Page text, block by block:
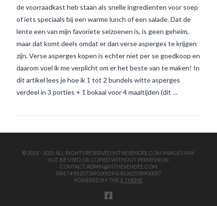
de voorraadkast heb staan als snelle ingredienten voor soep
of iets speciaals bij een warme lunch of een salade. Dat de
lente een van mijn favoriete seizoenen is, is geen geheim,
maar dat komt deels omdat er dan verse asperges te krijgen
zijn. Verse asperges kopen is echter niet per se goedkoop en
daarom voel ik me verplicht om er het beste van te maken! In
dit artikel lees je hoe ik 1 tot 2 bundels witte asperges
verdeel in 3 porties + 1 bokaal voor 4 maaltijden (dit …
© 2018 - 2021 ALL RIGHTS RESERVED INTHEVENDEE.COM IMAGES MAY
NOT BE USED OR COPIED WITHOUT PERMISSION.
CONTACT ADMIN@INTHEVENDEE.COM
SIRET# 81257589200029 & 81265538900037
POWERED BY THEX THEME